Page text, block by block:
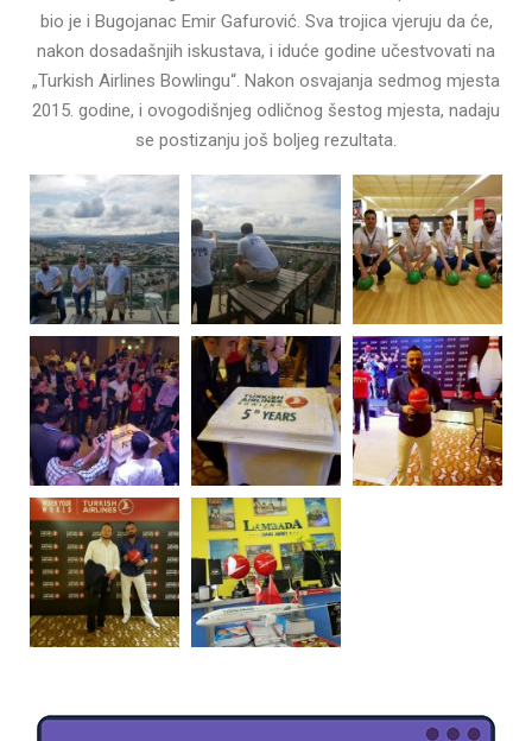
bio je i Bugojanac Emir Gafurović. Sva trojica vjeruju da će,
nakon dosadašnjih iskustava, i iduće godine učestvovati na
„Turkish Airlines Bowlingu“. Nakon osvajanja sedmog mjesta
2015. godine, i ovogodišnjeg odličnog šestog mjesta, nadaju
se postizanju još boljeg rezultata.